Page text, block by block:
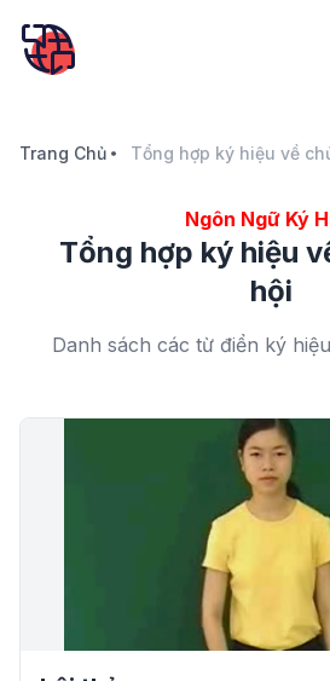
Trang Chủ Tổng hợp ký hiệu về
Ngôn Ngữ Ký
Tổng hợp ký hiệu
hội
Danh sách các từ điển ký